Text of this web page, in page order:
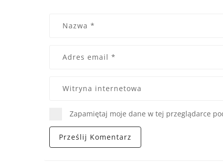
Zapamiętaj moje dane w tej przeglądarce